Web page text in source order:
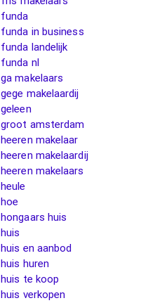
funda
funda in business
funda landelijk
funda nl
ga makelaars
gege makelaardij
geleen
groot amsterdam
heeren makelaar
heeren makelaardij
heeren makelaars
heule
hoe
hongaars huis
huis
huis en aanbod
huis huren
huis te koop
huis verkopen